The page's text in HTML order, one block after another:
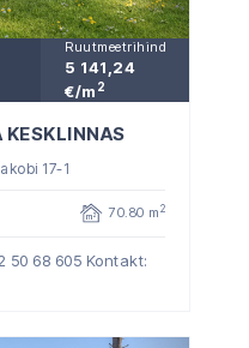
Ruutmeetrihind
5 141,24
€/m 2
KESKLINNAS
17-1
70.80 m 2
50 68 605 Kontakt: